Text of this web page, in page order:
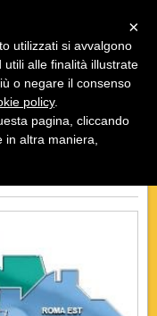
« »
×
utilizzati si avvalgono
alle finalità illustrate
o negare il consenso
policy.
pagina, cliccando
altra maniera,